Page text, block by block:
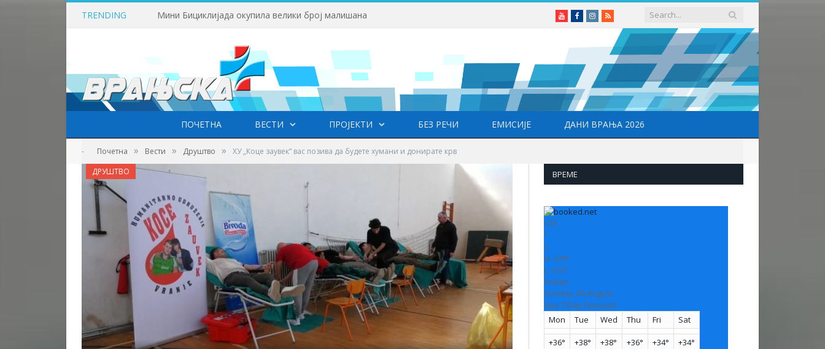
TRENDING Мини Бициклијада окупила велики број малишана YoutubeFacebookInstagram
RSS
ПОЧЕТНА ВЕСТИ ПРОЈЕКТИ БЕЗ РЕЧИ ЕМИСИЈЕ ДАНИ ВРАЊА 2026
- Почетна » Вести » Друштво » ХУ „Коце заувек“ вас позива да будете хумани и донирате крв
ДРУШТВО ВРЕМЕ
+29
°
C
H: +34°
L: +20°
Vranje
Sunday, 09 August
See 7-Day Forecast
Mon
Tue Wed Thu Fri Sat
+36° +38° +38° +36° +34° +34°